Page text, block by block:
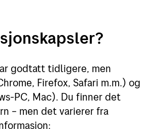
godtatt tidligere, men
Firefox, Safari m.m.) og
PC, Mac). Du finner det
– men det varierer fra